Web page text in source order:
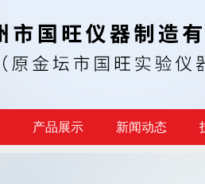
产品展示 新闻动态